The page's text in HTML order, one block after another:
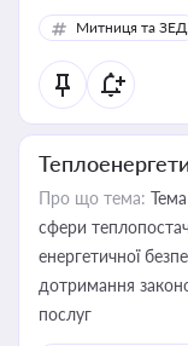
Митниця та ЗЕД
Про що тема:
сфери
енергетичної
дотримання
послуг